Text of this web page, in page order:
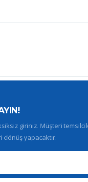
giriniz. Müşteri
dönüş yapacaktır.